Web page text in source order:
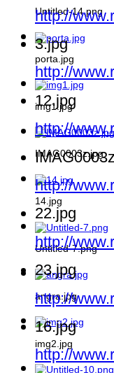
Untitled-14.png
porta.jpg
img1.jpg
IMAG0003z.jpg
14.jpg
Untitled-7.png
angra.jpg
img2.jpg
http://
3.jpg
http://
12.jpg
http://
http://
22.jpg
http://
23.jpg
http://
16.jpg
http://